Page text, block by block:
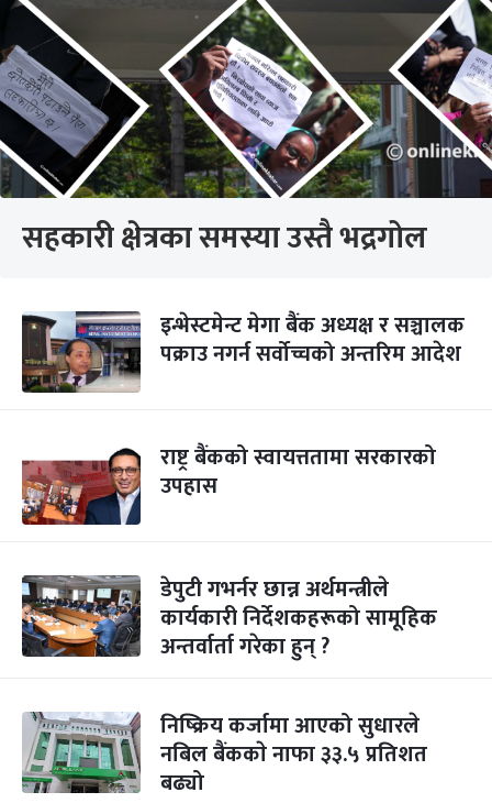
सहकारी क्षेत्रका समस्या उस्तै भद्रगोल
इन्भेस्टमेन्ट मेगा बैंक अध्यक्ष र सञ्चालक
पक्राउ नगर्न सर्वोच्चको अन्तरिम आदेश
राष्ट्र बैंकको स्वायत्ततामा सरकारको
उपहास
डेपुटी गभर्नर छान्न अर्थमन्त्रीले
कार्यकारी निर्देशकहरूको सामूहिक
अन्तर्वार्ता गरेका हुन् ?
निष्क्रिय कर्जामा आएको सुधारले
नबिल बैंककाे नाफा ३३.५ प्रतिशत
बढ्यो